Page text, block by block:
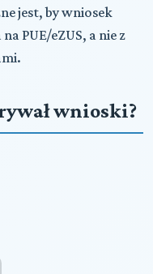
jest, by wniosek
PUE/eZUS, a nie z
wnioski?